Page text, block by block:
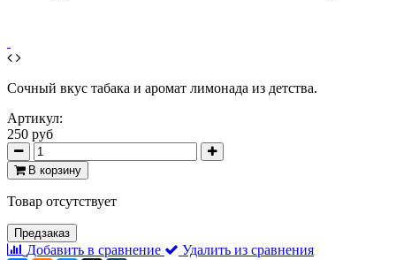
Сочный вкус табака и аромат лимонада из детства.
Артикул:
250 руб
В корзину
Товар отсутствует
Предзаказ
Добавить в сравнение Удалить из сравнения